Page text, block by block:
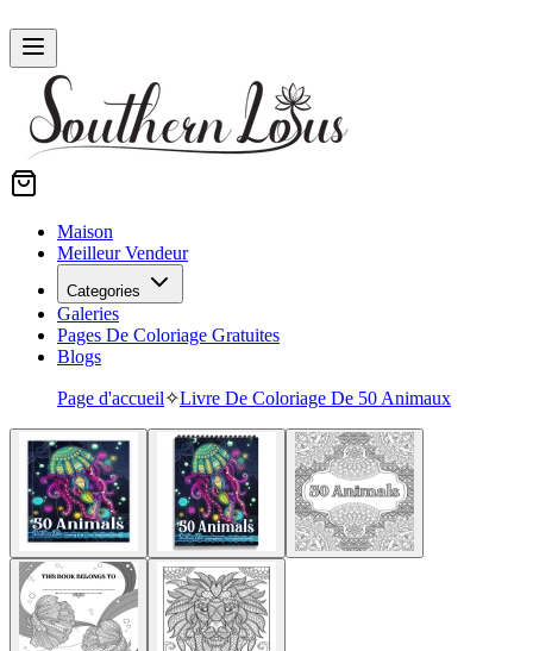
Maison
Meilleur Vendeur
Categories
Galeries
Pages De Coloriage Gratuites
Blogs
Page d'accueil✧Livre De Coloriage De 50 Animaux